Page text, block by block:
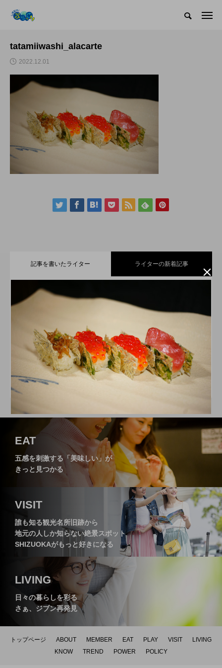
tatamiiwashi_alacarte
2022.12.01
記事を書いたライター ライターの新着記事
ゆとりのくらしのパートナー。遠州信用金庫の福理事
長「えんちゃん」です！地域の魅力と情報をお届けし
ていきます。
2026.07.21 小さなお子さまからご年配の方まで楽し
める、遠州名物・【舞阪団子】と【名の
無いラーメン】
2026.07.11 JR新居町駅前のお食事処＆和居酒屋店
【はづき】
2026.06.21 歳を重ねるごとに、さらに美しく！シミ
けてくれる、浜松市の【A.C.L ～アルク
2026.05.21 静岡県立森林公園「森の家」にある人気
レストラン【まつぼっくり】
EAT
五感を刺激する「美味しい」が
きっと見つかる
VISIT
誰も知る観光名所旧跡から
地元の人しか知らない絶景スポット
SHIZUOKAがもっと好きになる
LIVING
日々の暮らしを彩る
さぁ、ジブン再発見
トップページ ABOUT MEMBER EAT PLAY VISIT
LIVING
KNOW
TREND POWER POLICY
